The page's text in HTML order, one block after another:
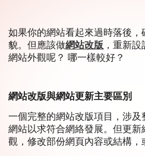
如果你的網站看起來過時落後
貌。但應該做網站改版 ，重新
網站外觀呢？ 哪一樣較好？
網站改版與網站更新主要區別
一個完整的網站改版項目，涉
網站以求符合網絡發展。但更
觀，修改部份網頁內容或結構，